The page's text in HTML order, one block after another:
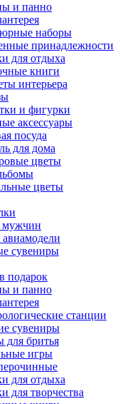
и панно
наборы
принадлежности
для отдыха
книги
интерьера
и фигурки
аксессуары
посуда
для дома
цветы
цветы
мужчин
сувениры
подарок
и панно
станции
сувениры
для бритья
игры
для отдыха
для творчества